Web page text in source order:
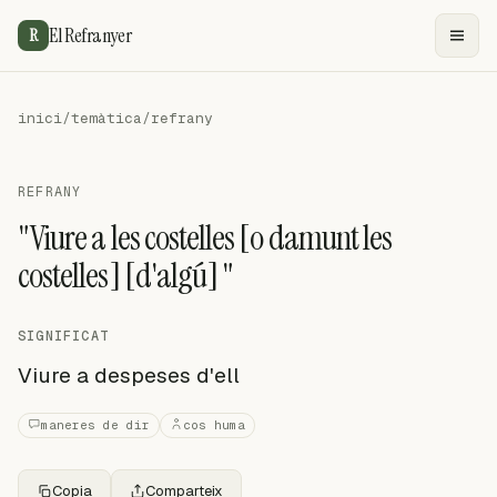
R El Refranyer
inici/temàtica/refrany
REFRANY
"Viure a les costelles [o damunt les
costelles] [d'algú] "
SIGNIFICAT
Viure a despeses d'ell
maneres de dir cos huma
Copia Comparteix